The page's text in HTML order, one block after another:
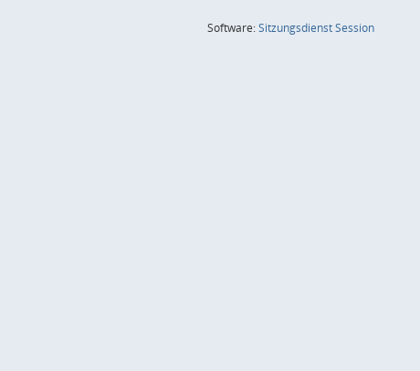
Software:SitzungsdienstSession(Wird in